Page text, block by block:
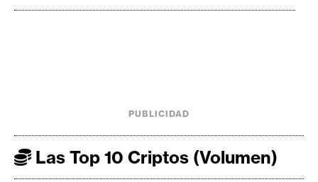
PUBLICIDAD
Las Top 10 Criptos (Volumen)